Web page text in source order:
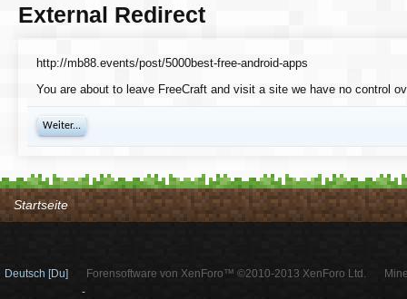
External Redirect
http://mb88.events/post/5000best-free-android-apps
You are about to leave FreeCraft and visit a site we have no control
Weiter...
Startseite
Deutsch [Du]
Forensoftware von XenForo™ ©2010-2013 XenForo Ltd.
-